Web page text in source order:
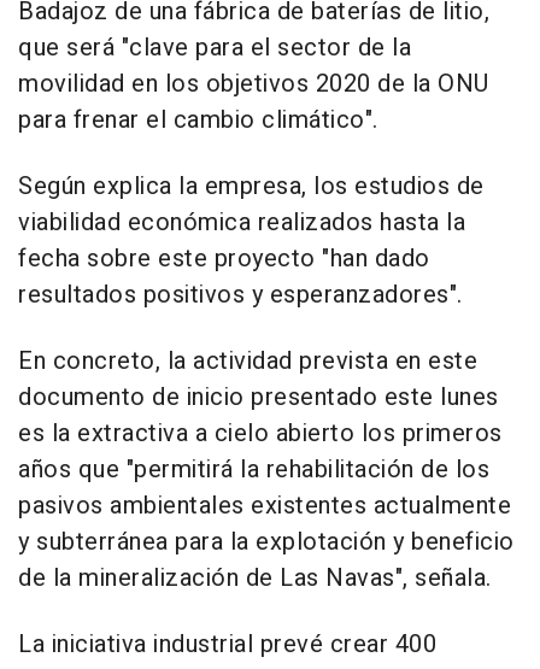
Badajoz de una fábrica de baterías de litio,
que será "clave para el sector de la
movilidad en los objetivos 2020 de la ONU
para frenar el cambio climático".
Según explica la empresa, los estudios de
viabilidad económica realizados hasta la
fecha sobre este proyecto "han dado
resultados positivos y esperanzadores".
En concreto, la actividad prevista en este
documento de inicio presentado este lunes
es la extractiva a cielo abierto los primeros
años que "permitirá la rehabilitación de los
pasivos ambientales existentes actualmente
y subterránea para la explotación y beneficio
de la mineralización de Las Navas", señala.
La iniciativa industrial prevé crear 400